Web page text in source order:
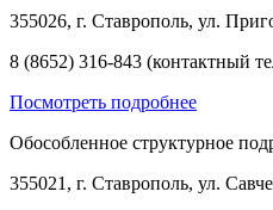
355026, г. Ставрополь, ул.
8 (8652) 316-843 (контактный
Посмотреть подробнее
Обособленное структурное
355021, г. Ставрополь, ул.